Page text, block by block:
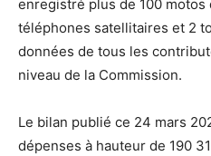
enregistré plus de 100 motos
téléphones satellitaires et 2
données de tous les
niveau de la Commission.
Le bilan publié ce 24 mars
dépenses à hauteur de 190